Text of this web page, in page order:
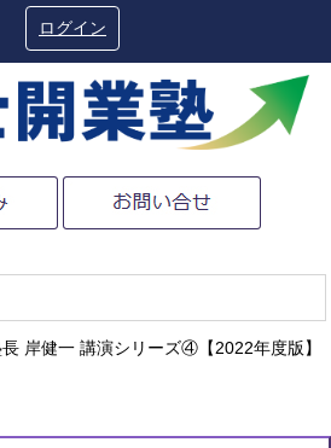
ログイン
長 岸健一 講演シリーズ④【2022年度版】